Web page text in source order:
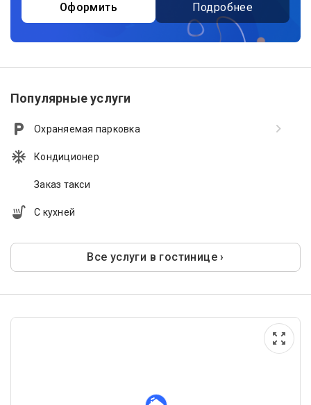
Оформить Подробнее
Популярные услуги
Охраняемая парковка
Кондиционер
Заказ такси
С кухней
Все услуги в гостинице ›